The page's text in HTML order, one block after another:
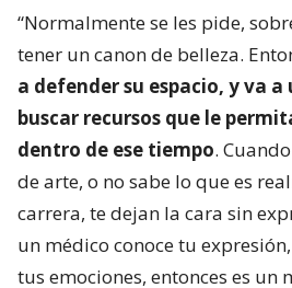
“Normalmente se les pide,
tener un canon de belleza.
a defender su espacio, y va
buscar recursos que le
dentro de ese tiempo.
de arte, o no sabe lo que es
carrera, te dejan la cara sin
un médico conoce tu
tus emociones, entonces es un